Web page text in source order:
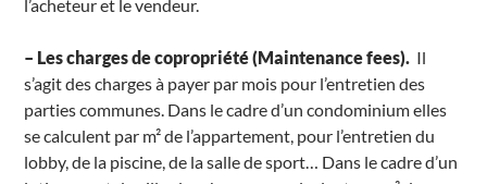
l’acheteur et le vendeur.
– Les charges de copropriété (Maintenance fees). Il
s’agit des charges à payer par mois pour l’entretien des
parties communes. Dans le cadre d’un condominium elles
se calculent par m² de l’appartement, pour l’entretien du
lobby, de la piscine, de la salle de sport… Dans le cadre d’un